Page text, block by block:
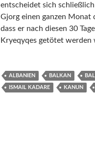
entscheidet sich
Gjorg einen ganzen
dass er nach diesen 30
Kryeqyqes getötet werden
ALBANIEN BALKAN
ISMAIL KADARE KANUN